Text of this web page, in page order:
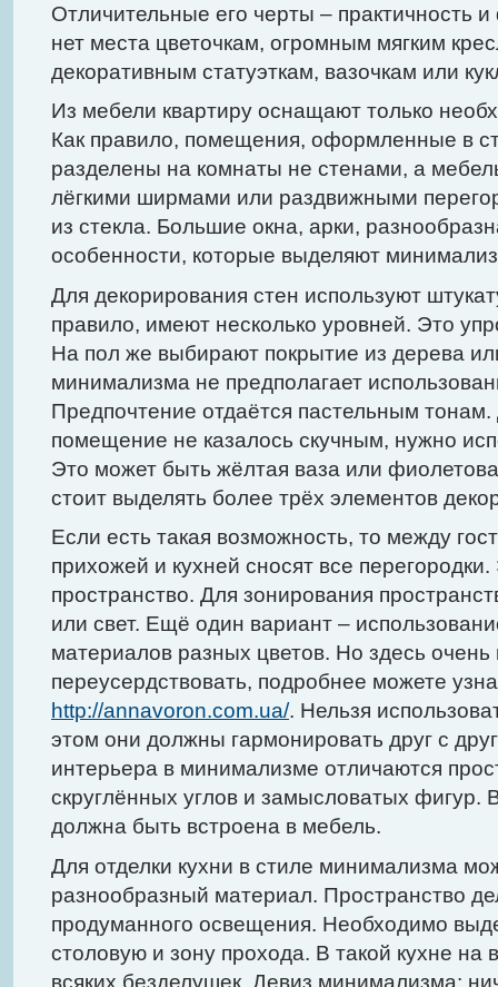
Отличительные его черты – практичность
нет места цветочкам, огромным мягким
декоративным статуэткам, вазочкам или
Из мебели квартиру оснащают только
Как правило, помещения, оформленные в
разделены на комнаты не стенами, а
лёгкими ширмами или раздвижными
из стекла. Большие окна, арки,
особенности, которые выделяют
Для декорирования стен используют
правило, имеют несколько уровней. Это
На пол же выбирают покрытие из дерева
минимализма не предполагает
Предпочтение отдаётся пастельным тонам.
помещение не казалось скучным, нужно
Это может быть жёлтая ваза или
стоит выделять более трёх элементов
Если есть такая возможность, то между
прихожей и кухней сносят все
пространство. Для зонирования
или свет. Ещё один вариант –
материалов разных цветов. Но здесь
переусердствовать, подробнее можете
http://annavoron.com.ua/. Нельзя
этом они должны гармонировать друг с
интерьера в минимализме отличаются
скруглённых углов и замысловатых фигур.
должна быть встроена в мебель.
Для отделки кухни в стиле минимализма
разнообразный материал. Пространство
продуманного освещения. Необходимо
столовую и зону прохода. В такой кухне на
всяких безделушек. Девиз минимализма: